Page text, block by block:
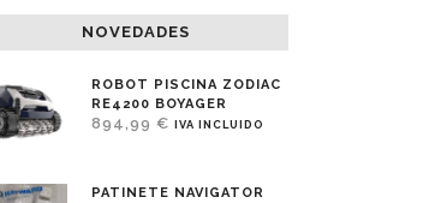
NOVEDADES
ROBOT PISCINA ZODIAC
RE4200 BOYAGER
894,99 € IVA INCLUIDO
PATINETE NAVIGATOR